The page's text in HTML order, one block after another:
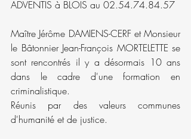
ADVENTIS à BLOIS au 02.54.74.84.57
Maître Jérôme DAMIENS-CERF et Monsieur
le Bâtonnier Jean-François MORTELETTE se
sont rencontrés il y a désormais 10 ans
dans le cadre d'une formation en
criminalistique.
Réunis par des valeurs communes
d'humanité et de justice.